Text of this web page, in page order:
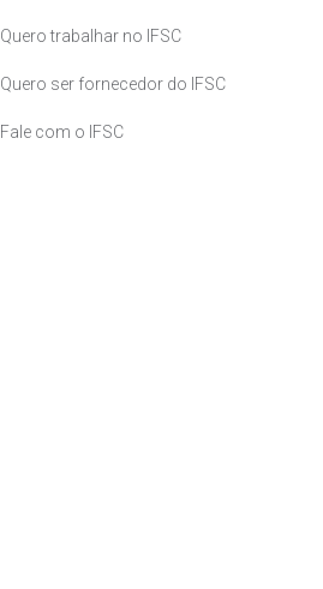
Quero trabalhar no IFSC
Quero ser fornecedor do IFSC
Fale com o IFSC